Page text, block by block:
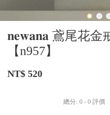
𝐧𝐞𝐰𝐚𝐧𝐚 鳶尾花金
【n957】
NT$ 520
總分: 0 - 0 評價